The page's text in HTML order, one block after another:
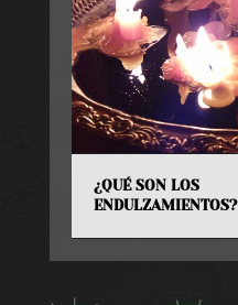
¿QUÉ SON LOS
ENDULZAMIENTOS?